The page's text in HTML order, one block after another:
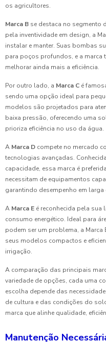
os agricultores.
Marca B se destaca no segmento
pela inventividade em design, a
instalar e manter. Suas bombas
para poços profundos, e a marca
melhorar ainda mais a eficiência.
Por outro lado, a Marca C é
sendo uma opção ideal para
modelos são projetados para
baixa pressão, oferecendo uma
prioriza eficiência no uso da água.
A Marca D compete no mercado
tecnologias avançadas.
capacidade, essa marca é
necessitam de equipamentos
garantindo desempenho em larga
A Marca E é reconhecida pela
consumo energético. Ideal para
podem ser um problema, a Marca
seus modelos compactos e
irrigação.
A comparação das principais
variedade de opções, cada uma
escolha depende das
de cultura e das condições do
marca que alinhe qualidade,
Manutenção